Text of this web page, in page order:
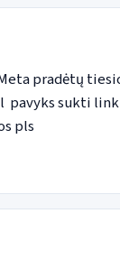
pradėtų
pavyks sukti
pls